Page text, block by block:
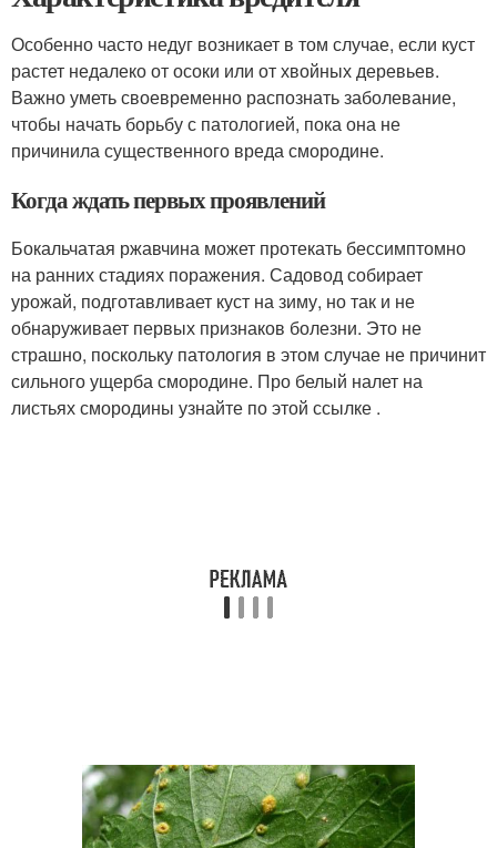
Особенно часто недуг возникает в том случае, если куст
растет недалеко от осоки или от хвойных деревьев.
Важно уметь своевременно распознать заболевание,
чтобы начать борьбу с патологией, пока она не
причинила существенного вреда смородине.
Когда ждать первых проявлений
Бокальчатая ржавчина может протекать бессимптомно
на ранних стадиях поражения. Садовод собирает
урожай, подготавливает куст на зиму, но так и не
обнаруживает первых признаков болезни. Это не
страшно, поскольку патология в этом случае не причинит
сильного ущерба смородине. Про белый налет на
листьях смородины узнайте по этой ссылке .